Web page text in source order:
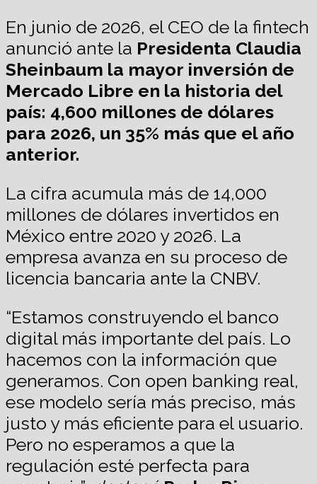
En junio de 2026, el CEO de la fintech
anunció ante la Presidenta Claudia
Sheinbaum la mayor inversión de
Mercado Libre en la historia del
país: 4,600 millones de dólares
para 2026, un 35% más que el año
anterior.
La cifra acumula más de 14,000
millones de dólares invertidos en
México entre 2020 y 2026. La
empresa avanza en su proceso de
licencia bancaria ante la CNBV.
“Estamos construyendo el banco
digital más importante del país. Lo
hacemos con la información que
generamos. Con open banking real,
ese modelo sería más preciso, más
justo y más eficiente para el usuario.
Pero no esperamos a que la
regulación esté perfecta para